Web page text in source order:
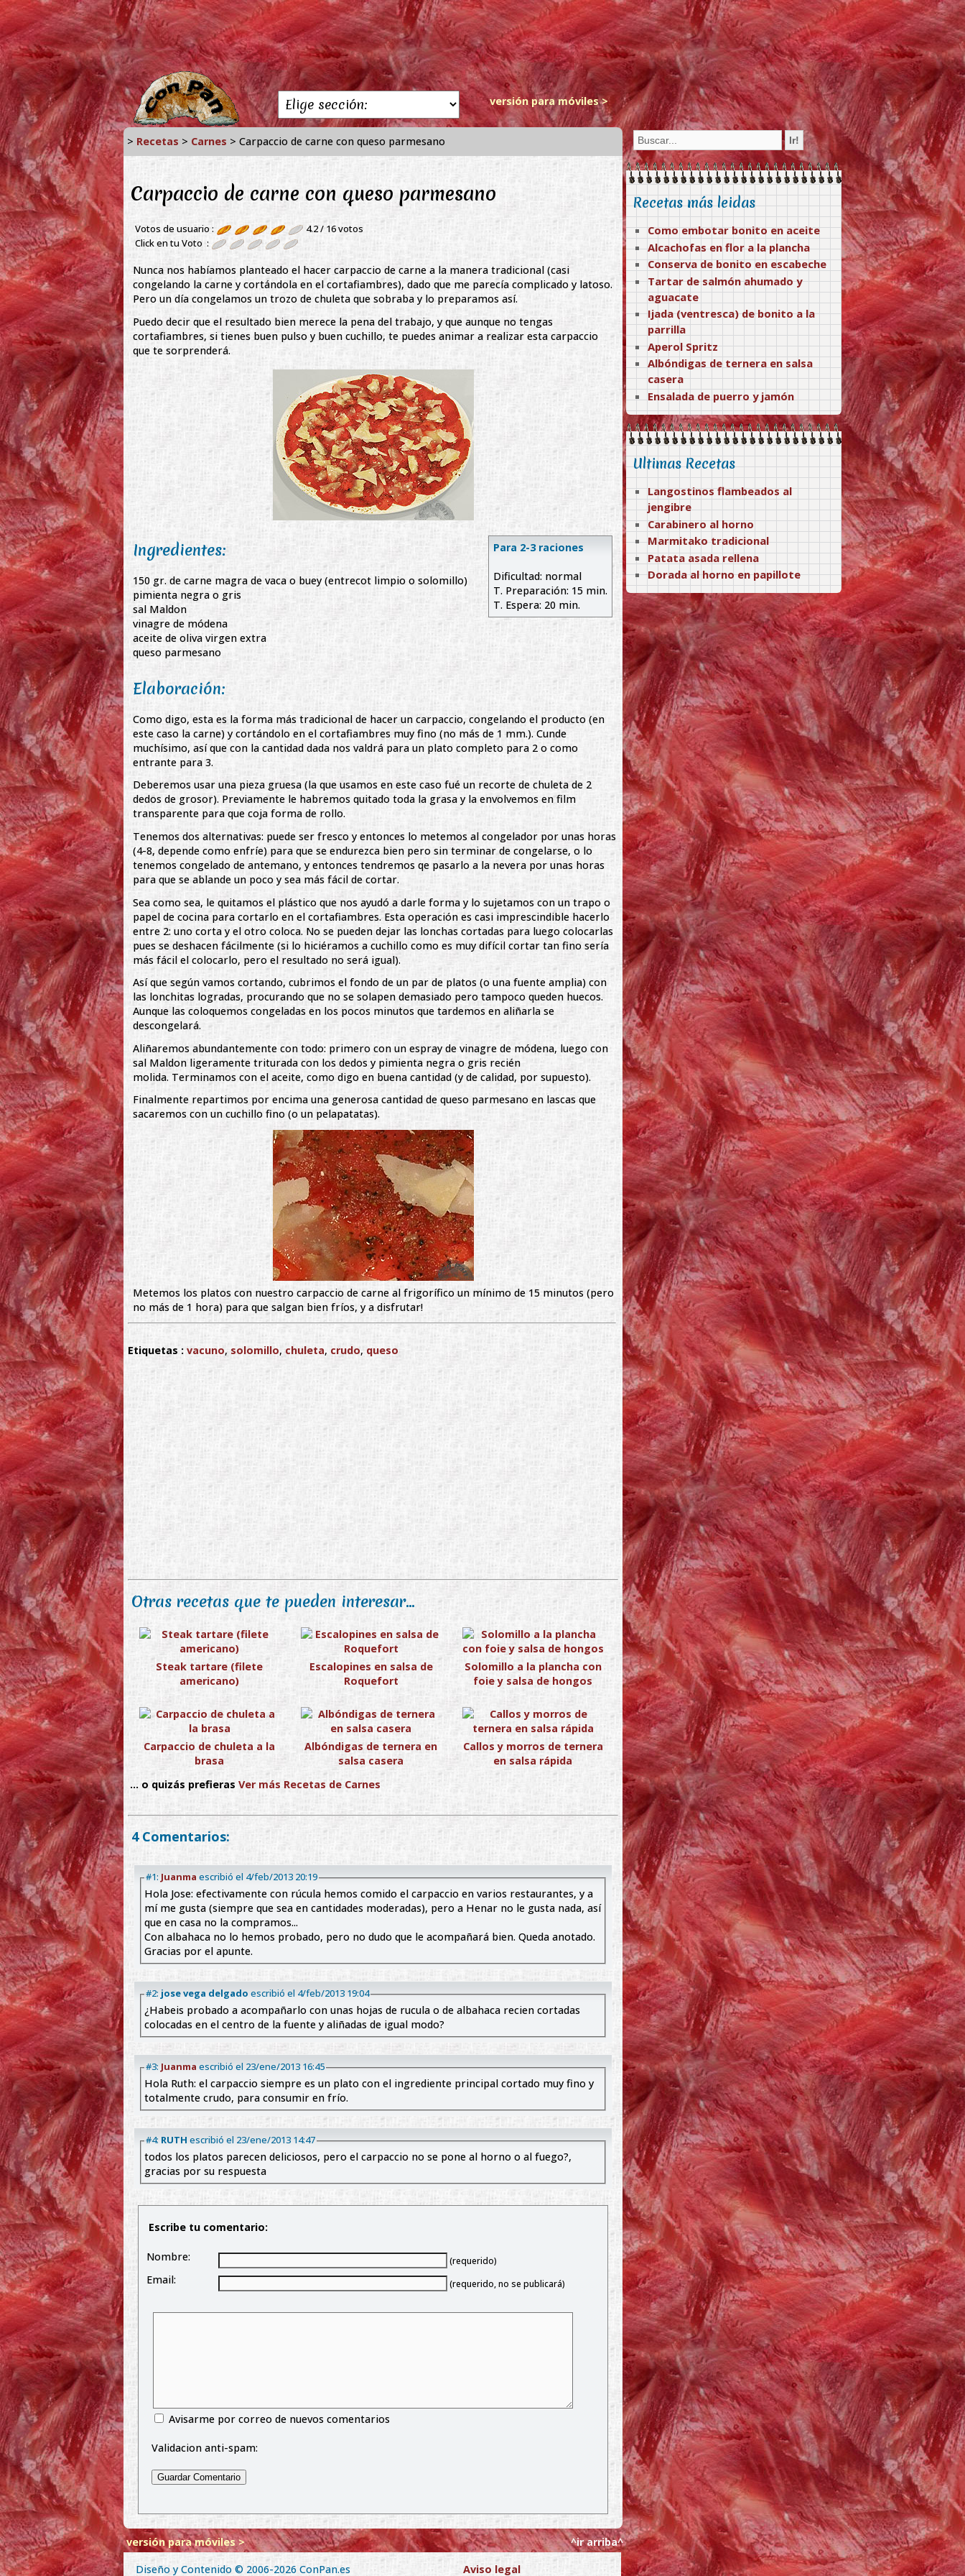
versión para móviles >
> Recetas > Carnes > Carpaccio de carne con queso parmesano
Carpaccio de carne con queso parmesano
Votos de usuario : 4.2 / 16votos
Click en tu Voto :
Nunca nos habíamos planteado el hacer carpaccio de carne a la manera tradicional (casi
congelando la carne y cortándola en el cortafiambres), dado que me parecía complicado y latoso.
Pero un día congelamos un trozo de chuleta que sobraba y lo preparamos así.
Puedo decir que el resultado bien merece la pena del trabajo, y que aunque no tengas
cortafiambres, si tienes buen pulso y buen cuchillo, te puedes animar a realizar esta carpaccio
que te sorprenderá.
Para 2-3 raciones
Dificultad: normal
T. Preparación: 15 min.
T. Espera: 20 min.
Ingredientes:
150 gr. de carne magra de vaca o buey (entrecot limpio o solomillo)
pimienta negra o gris
sal Maldon
vinagre de módena
aceite de oliva virgen extra
queso parmesano
Elaboración:
Como digo, esta es la forma más tradicional de hacer un carpaccio, congelando el producto (en
este caso la carne) y cortándolo en el cortafiambres muy fino (no más de 1 mm.). Cunde
muchísimo, así que con la cantidad dada nos valdrá para un plato completo para 2 o como
entrante para 3.
Deberemos usar una pieza gruesa (la que usamos en este caso fué un recorte de chuleta de 2
dedos de grosor). Previamente le habremos quitado toda la grasa y la envolvemos en film
transparente para que coja forma de rollo.
Tenemos dos alternativas: puede ser fresco y entonces lo metemos al congelador por unas horas
(4-8, depende como enfríe) para que se endurezca bien pero sin terminar de congelarse, o lo
tenemos congelado de antemano, y entonces tendremos qe pasarlo a la nevera por unas horas
para que se ablande un poco y sea más fácil de cortar.
Sea como sea, le quitamos el plástico que nos ayudó a darle forma y lo sujetamos con un trapo o
papel de cocina para cortarlo en el cortafiambres. Esta operación es casi imprescindible hacerlo
entre 2: uno corta y el otro coloca. No se pueden dejar las lonchas cortadas para luego colocarlas
pues se deshacen fácilmente (si lo hiciéramos a cuchillo como es muy difícil cortar tan fino sería
más fácil el colocarlo, pero el resultado no será igual).
Así que según vamos cortando, cubrimos el fondo de un par de platos (o una fuente amplia) con
las lonchitas logradas, procurando que no se solapen demasiado pero tampoco queden huecos.
Aunque las coloquemos congeladas en los pocos minutos que tardemos en aliñarla se
descongelará.
Aliñaremos abundantemente con todo: primero con un espray de vinagre de módena, luego con
sal Maldon ligeramente triturada con los dedos y pimienta negra o gris recién
molida. Terminamos con el aceite, como digo en buena cantidad (y de calidad, por supuesto).
Finalmente repartimos por encima una generosa cantidad de queso parmesano en lascas que
sacaremos con un cuchillo fino (o un pelapatatas).
Metemos los platos con nuestro carpaccio de carne al frigorífico un mínimo de 15 minutos (pero
no más de 1 hora) para que salgan bien fríos, y a disfrutar!
Etiquetas : vacuno, solomillo, chuleta, crudo, queso
Otras recetas que te pueden interesar...
Steak tartare (filete
americano)
Escalopines en salsa de
Roquefort
Solomillo a la plancha con
foie y salsa de hongos
Carpaccio de chuleta a la
brasa
Albóndigas de ternera en
salsa casera
Callos y morros de ternera
en salsa rápida
... o quizás prefieras Ver más Recetas de Carnes
4 Comentarios:
#1: Juanma escribió el 4/feb/2013 20:19
Hola Jose: efectivamente con rúcula hemos comido el carpaccio en varios restaurantes, y a
mí me gusta (siempre que sea en cantidades moderadas), pero a Henar no le gusta nada, así
que en casa no la compramos...
Con albahaca no lo hemos probado, pero no dudo que le acompañará bien. Queda anotado.
Gracias por el apunte.
#2: jose vega delgado escribió el 4/feb/2013 19:04
¿Habeis probado a acompañarlo con unas hojas de rucula o de albahaca recien cortadas
colocadas en el centro de la fuente y aliñadas de igual modo?
#3: Juanma escribió el 23/ene/2013 16:45
Hola Ruth: el carpaccio siempre es un plato con el ingrediente principal cortado muy fino y
totalmente crudo, para consumir en frío.
#4: RUTH escribió el 23/ene/2013 14:47
todos los platos parecen deliciosos, pero el carpaccio no se pone al horno o al fuego?,
gracias por su respuesta
Escribe tu comentario:
Nombre: (requerido)
Email: (requerido, no se publicará)
Avisarme por correo de nuevos comentarios
Validacion anti-spam:
versión para móviles >
^ir arriba^
Diseño y Contenido © 2006-2026 ConPan.es Aviso legal
Recetas más leidas
Como embotar bonito en aceite
Alcachofas en flor a la plancha
Conserva de bonito en escabeche
Tartar de salmón ahumado y
aguacate
Ijada (ventresca) de bonito a la
parrilla
Aperol Spritz
Albóndigas de ternera en salsa
casera
Ensalada de puerro y jamón
Ultimas Recetas
Langostinos flambeados al
jengibre
Carabinero al horno
Marmitako tradicional
Patata asada rellena
Dorada al horno en papillote